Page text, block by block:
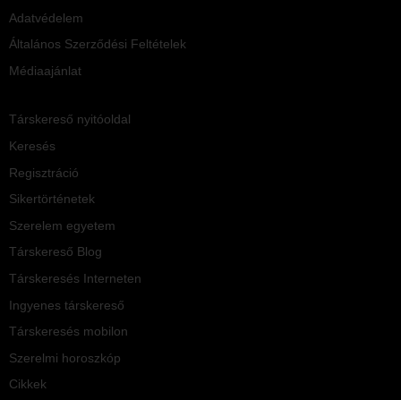
Adatvédelem
Általános Szerződési Feltételek
Médiaajánlat
Társkereső nyitóoldal
Keresés
Regisztráció
Sikertörténetek
Szerelem egyetem
Társkereső Blog
Társkeresés Interneten
Ingyenes társkereső
Társkeresés mobilon
Szerelmi horoszkóp
Cikkek